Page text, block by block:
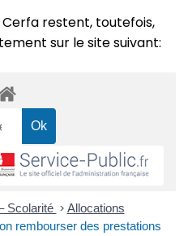
restent, toutefois,
sur le site suivant:
Scolarité > Allocations
rembourser des prestations